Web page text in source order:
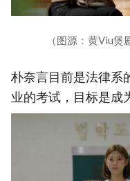
（图源：黄Viu煲
朴奈言目前是法律系
业的考试，目标是成